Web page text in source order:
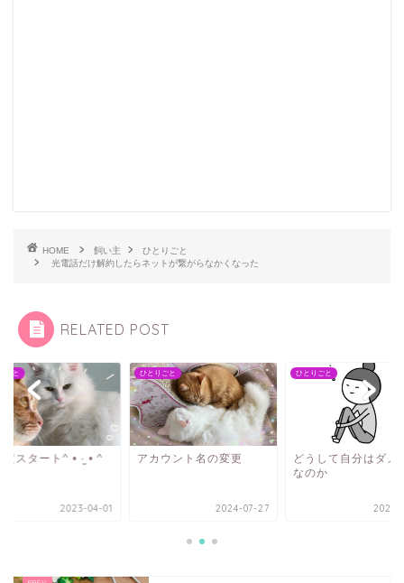
HOME 飼い主
ひとりごと
光電話だけ解約したらネットが繋がらなかくなった
RELATED POST
ごと
度スタート^ • ·̫ • ^
2023-04-01
ひとりごと
アカウント名の変更
2024-07-27
ひとりごと
どうして自分はダメ
なのか
2024-